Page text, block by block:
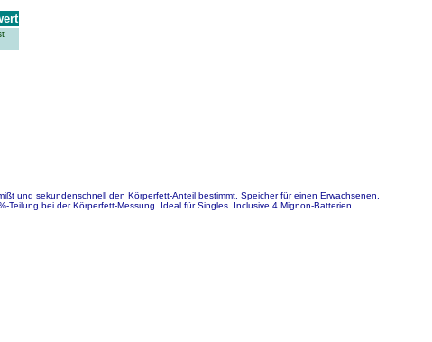
und sekundenschnell den Körperfett-Anteil bestimmt. Speicher für einen Erwachsenen.
Teilung bei der Körperfett-Messung. Ideal für Singles. Inclusive 4 Mignon-Batterien.